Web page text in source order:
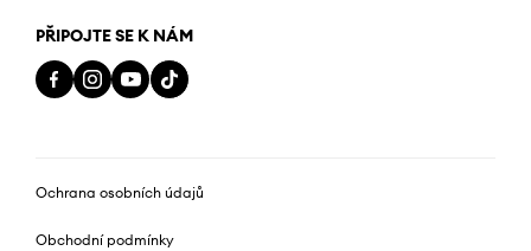
PŘIPOJTE SE K NÁM
Ochrana osobních údajů
Obchodní podmínky